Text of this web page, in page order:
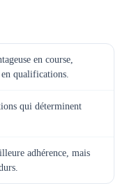
en course,
qualifications.
qui déterminent
adhérence, mais